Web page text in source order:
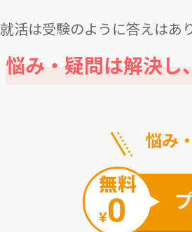
就活は受験のように答えはあ
悩み・疑問は解決し
悩み
無料
¥0